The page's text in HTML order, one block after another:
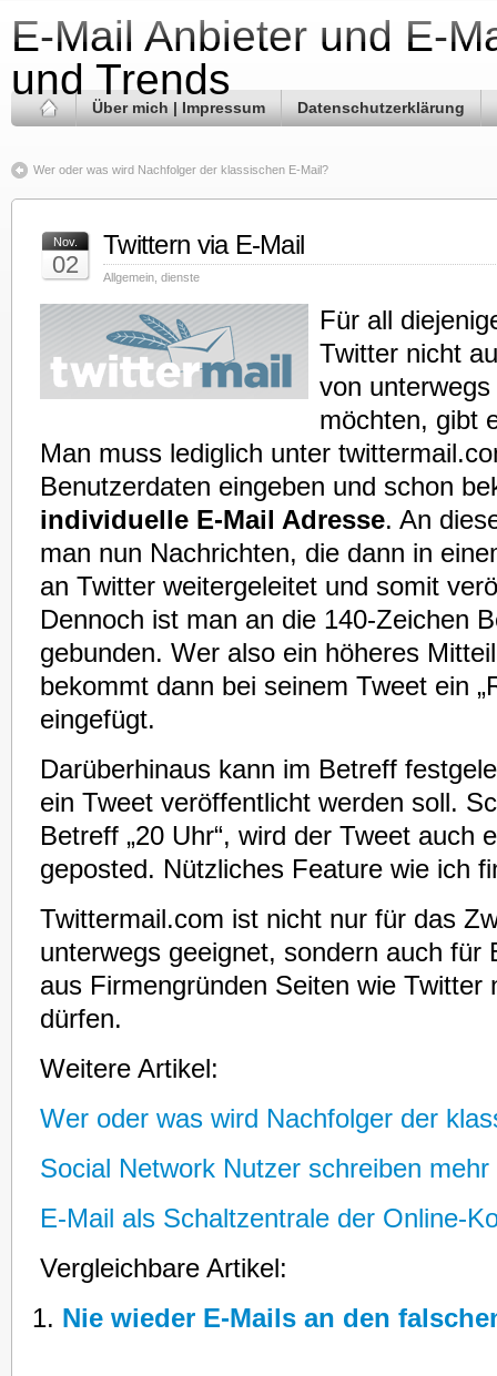
E-Mail Anbieter und E-
und Trends
Über mich | Impressum Datenschutzerklärung
Wer oder was wird Nachfolger der klassischen E-Mail?
Nov.
02
Twittern via E-Mail
Allgemein dienste
Für all
Twitter nicht
von
möchten, gibt
Man muss lediglich unter
Benutzerdaten eingeben und schon
individuelle E-Mail Adresse. An
man nun Nachrichten, die dann in
an Twitter weitergeleitet und somit
Dennoch ist man an die 140-Zeichen
gebunden. Wer also ein höheres
bekommt dann bei seinem Tweet ein
eingefügt.
Darüberhinaus kann im Betreff
ein Tweet veröffentlicht werden soll.
Betreff „20 Uhr“, wird der Tweet auch
geposted. Nützliches Feature wie ich
Twittermail.com ist nicht nur für das
unterwegs geeignet, sondern auch für
aus Firmengründen Seiten wie Twitter
dürfen.
Weitere Artikel:
Wer oder was wird Nachfolger der
Social Network Nutzer schreiben
E-Mail als Schaltzentrale der Online-
Vergleichbare Artikel:
Nie wieder E-Mails an den